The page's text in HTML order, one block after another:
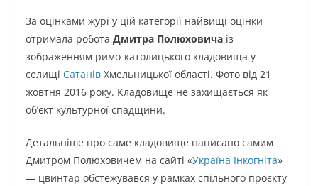
За оцінками журі у цій категорії найвищі оцінки
отримала робота Дмитра Полюховича із
зображенням римо-католицького кладовища у
селищі Сатанів Хмельницької області. Фото від 21
жовтня 2016 року. Кладовище не захищається як
об’єкт культурної спадщини.
Детальніше про саме кладовище написано самим
Дмитром Полюховичем на сайті «Україна Інкогніта»
— цвинтар обстежувався у рамках спільного проєкту